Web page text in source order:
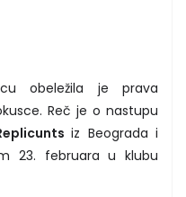
obeležila je prava
Reč je o nastupu
iz Beograda i
23. februara u klubu